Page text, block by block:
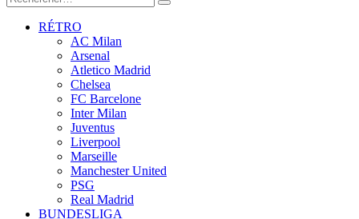
RÉTRO
AC Milan
Arsenal
Atletico Madrid
Chelsea
FC Barcelone
Inter Milan
Juventus
Liverpool
Marseille
Manchester United
PSG
Real Madrid
BUNDESLIGA